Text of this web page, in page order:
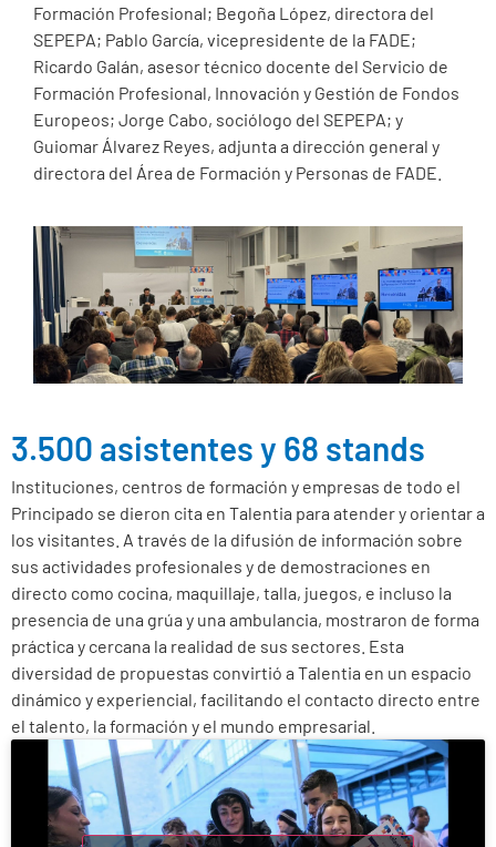
Formación Profesional; Begoña López, directora del
SEPEPA; Pablo García, vicepresidente de la FADE;
Ricardo Galán, asesor técnico docente del Servicio de
Formación Profesional, Innovación y Gestión de Fondos
Europeos; Jorge Cabo, sociólogo del SEPEPA; y
Guiomar Álvarez Reyes, adjunta a dirección general y
directora del Área de Formación y Personas de FADE.
3.500 asistentes y 68 stands
Instituciones, centros de formación y empresas de todo el
Principado se dieron cita en Talentia para atender y orientar a
los visitantes. A través de la difusión de información sobre
sus actividades profesionales y de demostraciones en
directo como cocina, maquillaje, talla, juegos, e incluso la
presencia de una grúa y una ambulancia, mostraron de forma
práctica y cercana la realidad de sus sectores. Esta
diversidad de propuestas convirtió a Talentia en un espacio
dinámico y experiencial, facilitando el contacto directo entre
el talento, la formación y el mundo empresarial.